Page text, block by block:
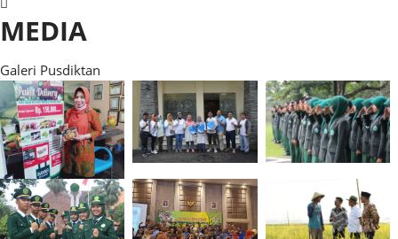
MEDIA
Galeri Pusdiktan